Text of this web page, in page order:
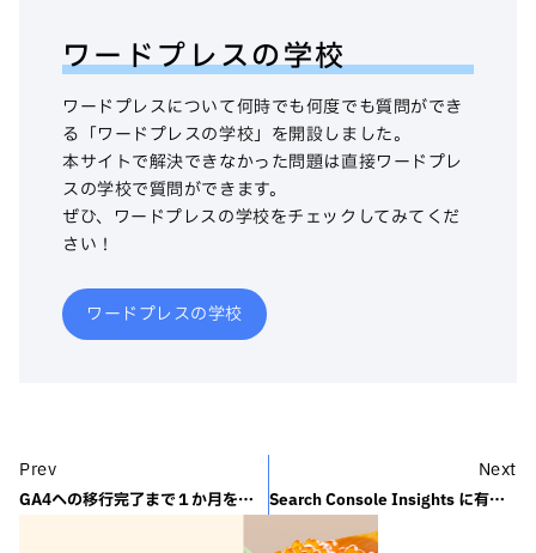
ワードプレスの学校
ワードプレスについて何時でも何度でも質問ができ
る「ワードプレスの学校」を開設しました。
本サイトで解決できなかった問題は直接ワードプレ
スの学校で質問ができます。
ぜひ、ワードプレスの学校をチェックしてみてくだ
さい！
ワードプレスの学校
Prev
GA4への移行完了まで１か月をきりました。
Next
Search Console Insights に有益な新しい情報が追加されました